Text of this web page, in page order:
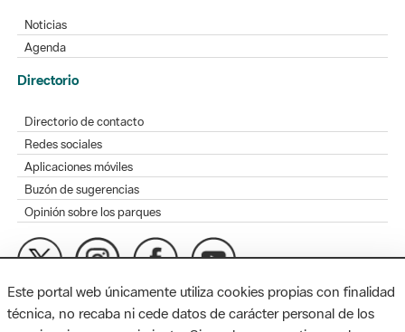
Noticias
Agenda
Directorio
Directorio de contacto
Redes sociales
Aplicaciones móviles
Buzón de sugerencias
Opinión sobre los parques
MAPA WEB AVISO LEGAL ACCESIBILIDAD
Este portal web únicamente utiliza cookies propias con finalidad
técnica, no recaba ni cede datos de carácter personal de los